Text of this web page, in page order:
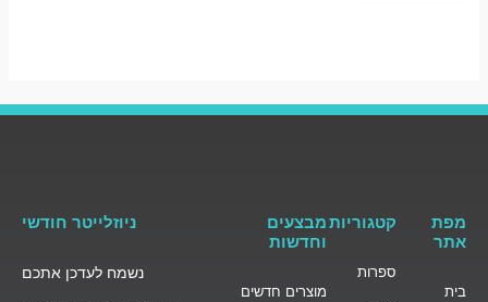
מפת
אתר
בית
קטגוריות
ספרות
מבצעים
וחדשות
מוצרים חדשים
ניוזלייטר חודשי
נשמח לעדכן אתכם